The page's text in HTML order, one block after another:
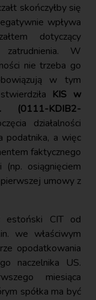
skończyłby się
wpływa
dotyczący
zatrudnienia. W
nie trzeba go
w tym
KIS w
KDIB2-
działalności
podatnika, a więc
faktycznego
(np. osiągnięciem
umowy z
estoński CIT od
we właściwym
opodatkowania
naczelnika US.
miesiąca
spółka ma być